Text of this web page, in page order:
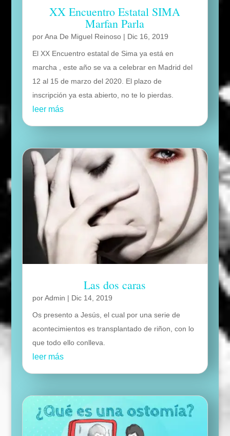
XX Encuentro Estatal SIMA
Marfan Parla
porAna De Miguel Reinoso| Dic 16, 2019
El XX Encuentro estatal de Sima ya está en
marcha , este año se va a celebrar en Madrid del
12 al 15 de marzo del 2020. El plazo de
inscripción ya esta abierto, no te lo pierdas.
leer más
Las dos caras
porAdmin | Dic 14, 2019
Os presento a Jesús, el cual por una serie de
acontecimientos es transplantado de riñon, con lo
que todo ello conlleva.
leer más